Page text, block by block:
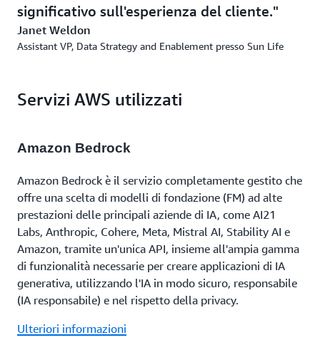
sull'aggiornamento delle competenze dei team interni.
“Mettere l'IA generativa a disposizione di tutti i nostri
dipendenti, insieme all'aggiornamento complessivo delle
builder, creatori e consumatori di IA generativa, ma
significativo sull'esperienza del cliente.
Janet Weldon
Assistant VP, Data Strategy and Enablement presso Sun Life
Servizi AWS utilizzati
Amazon Bedrock
Amazon Bedrock è il servizio completamente gestito che
offre una scelta di modelli di fondazione (FM) ad alte
prestazioni delle principali aziende di IA, come AI21
Labs, Anthropic, Cohere, Meta, Mistral AI, Stability AI e
Amazon, tramite un'unica API, insieme all'ampia gamma
di funzionalità necessarie per creare applicazioni di IA
generativa, utilizzando l'IA in modo sicuro, responsabile
(IA responsabile) e nel rispetto della privacy.
Ulteriori informazioni